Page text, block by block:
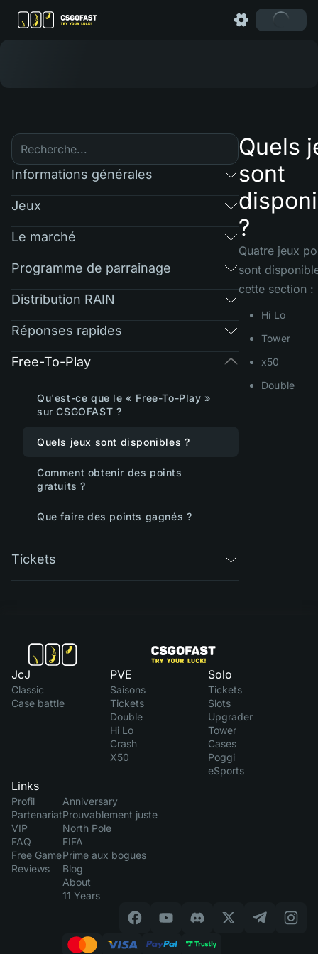
Informations générales
Jeux
Le marché
Programme de parrainage
Distribution RAIN
Réponses rapides
Free-To-Play
Qu'est-ce que le « Free-To-Play »
sur CSGOFAST ?
Quels jeux sont disponibles ?
Comment obtenir des points
gratuits ?
Que faire des points gagnés ?
Tickets
Quels
sont
?
Quatre jeux
sont
cette section :
Hi Lo
Tower
x50
Double
JcJ
Classic
Case battle
PVE
Saisons
Tickets
Double
Hi Lo
Crash
X50
Solo
Tickets
Slots
Upgrader
Tower
Cases
Poggi
eSports
Links
Profil
Partenariat
VIP
FAQ
Free Game
Reviews
Anniversary
Prouvablement juste
North Pole
FIFA
Prime aux bogues
Blog
About
11 Years